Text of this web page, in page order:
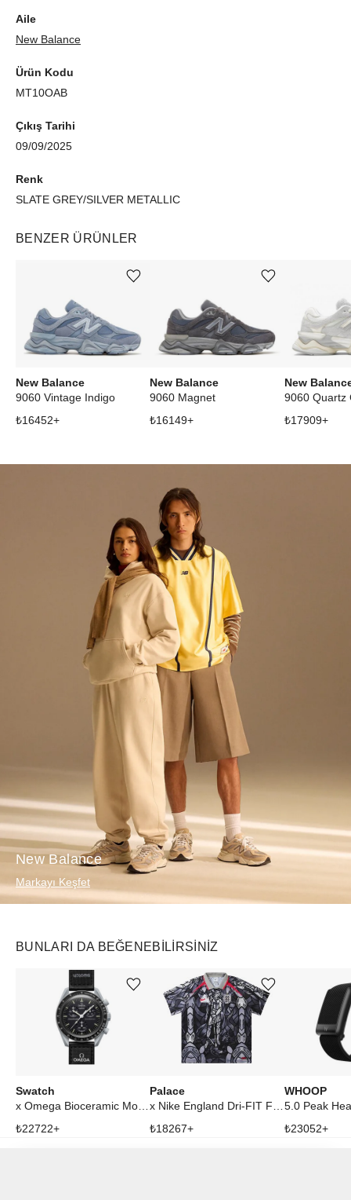
Aile
New Balance
Ürün Kodu
MT10OAB
Çıkış Tarihi
09/09/2025
Renk
SLATE GREY/SILVER METALLIC
BENZER ÜRÜNLER
New Balance
9060 Vintage Indigo
₺16452+
Ürünü istek listesine ekle veya listeden çıkar
New Balance
9060 Magnet
₺16149+
Ürünü istek listesine ekle veya listeden çıkar
New
₺17909+
New Balance
Markayı Keşfet
BUNLARI DA BEĞENEBILIRSINIZ
Swatch
₺22722+
Ürünü istek listesine ekle veya listeden çıkar
Palace
₺18267+
Ürünü istek listesine ekle veya listeden çıkar
WHOOP
₺23052+